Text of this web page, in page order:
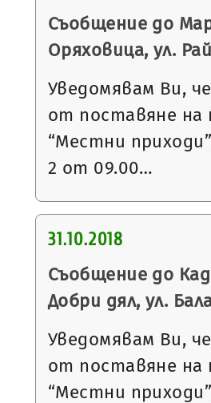
Съобщение до
Оряховица, ул.
Уведомявам Ви,
от поставяне
“Местни
2 от 09.00…
31.10.2018
Съобщение до
Добри дял, ул.
Уведомявам Ви,
от поставяне
“Местни